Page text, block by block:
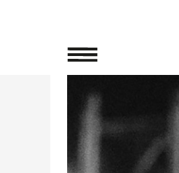
SUSTENTAR
Enquadramento
Regulamento